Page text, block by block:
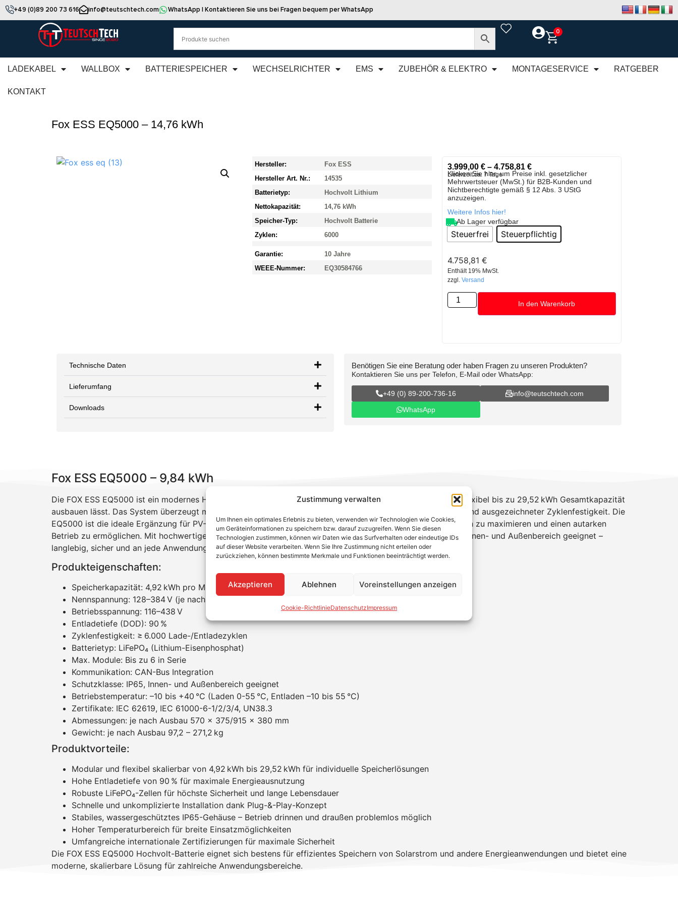
Zustimmung verwalten
Um Ihnen ein optimales Erlebnis zu bieten, verwenden wir Technologien wie Cookies,
um Geräteinformationen zu speichern bzw. darauf zuzugreifen. Wenn Sie diesen
Technologien zustimmen, können wir Daten wie das Surfverhalten oder eindeutige IDs
auf dieser Website verarbeiten. Wenn Sie Ihre Zustimmung nicht erteilen oder
zurückziehen, können bestimmte Merkmale und Funktionen beeinträchtigt werden.
Akzeptieren Ablehnen Voreinstellungen anzeigen
Cookie-RichtlinieDatenschutzImpressum
+49 (0)89 200 73 616 info@teutschtech.com WhatsApp | Kontaktieren Sie uns bei Fragen bequem per WhatsApp
0
LADEKABEL WALLBOX BATTERIESPEICHER WECHSELRICHTER EMS ZUBEHÖR & ELEKTRO MONTAGESERVICE RATGEBER
KONTAKT
Fox ESS EQ5000 – 14,76 kWh
Hersteller:
Fox ESS
Hersteller Art. Nr.:
14535
Batterietyp:
Hochvolt Lithium
Nettokapazität:
14,76 kWh
Speicher-Typ:
Hochvolt Batterie
Zyklen:
6000
Garantie:
10 Jahre
WEEE-Nummer:
EQ30584766
3.999,00 € – 4.758,81 €
Lieferzeit:ca. 7 Tage
Klicken Sie hier, um Preise inkl. gesetzlicher
Mehrwertsteuer (MwSt.) für B2B-Kunden und
Nichtberechtigte gemäß § 12 Abs. 3 UStG
anzuzeigen.
Weitere Infos hier!
Ab Lager verfügbar
Steuerfrei Steuerpflichtig
4.758,81 €
Enthält 19% MwSt.
zzgl. Versand
In den Warenkorb
Technische Daten
Lieferumfang
Downloads
Benötigen Sie eine Beratung oder haben Fragen zu unseren Produkten?
Kontaktieren Sie uns per Telefon, E-Mail oder WhatsApp:
+49 (0) 89-200-736-16
info@teutschtech.com
WhatsApp
Fox ESS EQ5000 – 9,84 kWh
Die FOX ESS EQ5000 ist ein modernes Hochvolt-Batteriespeichersystem mit 4,92 kWh pro Modul, das sich flexibel bis zu 29,52 kWh Gesamtkapazität
ausbauen lässt. Das System überzeugt mit einfacher Plug-&-Play-Installation, robuster LiFePO₄-Technologie und ausgezeichneter Zyklenfestigkeit. Die
EQ5000 ist die ideale Ergänzung für PV-Anlagen und Energie-Management-Lösungen, um den Eigenverbrauch zu maximieren und einen autarken
Betrieb zu ermöglichen. Mit hochwertiger Zertifizierung und sicherem IP65-Gehäuse ist die EQ5000 für den Innen- und Außenbereich geeignet –
langlebig, sicher und an jede Anwendung anpassbar.
Produkteigenschaften:
Speicherkapazität: 4,92 kWh pro Modul, bis zu 29,52 kWh erweiterbar
Nennspannung: 128–384 V (je nach Konfiguration)
Betriebsspannung: 116–438 V
Entladetiefe (DOD): 90 %
Zyklenfestigkeit: ≥ 6.000 Lade-/Entladezyklen
Batterietyp: LiFePO₄ (Lithium-Eisenphosphat)
Max. Module: Bis zu 6 in Serie
Kommunikation: CAN-Bus Integration
Schutzklasse: IP65, Innen- und Außenbereich geeignet
Betriebstemperatur: –10 bis +40 °C (Laden 0-55 °C, Entladen –10 bis 55 °C)
Zertifikate: IEC 62619, IEC 61000-6-1/2/3/4, UN38.3
Abmessungen: je nach Ausbau 570 x 375/915 x 380 mm
Gewicht: je nach Ausbau 97,2 – 271,2 kg
Produktvorteile:
Modular und flexibel skalierbar von 4,92 kWh bis 29,52 kWh für individuelle Speicherlösungen
Hohe Entladetiefe von 90 % für maximale Energieausnutzung
Robuste LiFePO₄-Zellen für höchste Sicherheit und lange Lebensdauer
Schnelle und unkomplizierte Installation dank Plug-&-Play-Konzept
Stabiles, wassergeschütztes IP65-Gehäuse – Betrieb drinnen und draußen problemlos möglich
Hoher Temperaturbereich für breite Einsatzmöglichkeiten
Umfangreiche internationale Zertifizierungen für maximale Sicherheit
Die FOX ESS EQ5000 Hochvolt-Batterie eignet sich bestens für effizientes Speichern von Solarstrom und andere Energieanwendungen und bietet eine
moderne, skalierbare Lösung für zahlreiche Anwendungsbereiche.